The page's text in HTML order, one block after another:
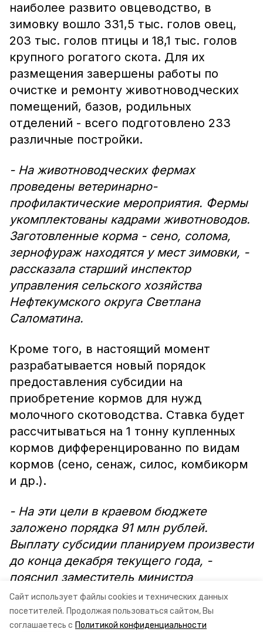
Сайт использует файлы cookies и технических данных
посетителей. Продолжая пользоваться сайтом, Вы
соглашаетесь с Политикой конфиденциальности
наиболее развито овцеводство, в
зимовку вошло 331,5 тыс. голов овец,
203 тыс. голов птицы и 18,1 тыс. голов
крупного рогатого скота. Для их
размещения завершены работы по
очистке и ремонту животноводческих
помещений, базов, родильных
отделений - всего подготовлено 233
различные постройки.
- На животноводческих фермах
проведены ветеринарно-
профилактические мероприятия. Фермы
укомплектованы кадрами животноводов.
Заготовленные корма - сено, солома,
зернофураж находятся у мест зимовки, -
рассказала старший инспектор
управления сельского хозяйства
Нефтекумского округа Светлана
Саломатина.
Кроме того, в настоящий момент
разрабатывается новый порядок
предоставления субсидии на
приобретение кормов для нужд
молочного скотоводства. Ставка будет
рассчитываться на 1 тонну купленных
кормов дифференцированно по видам
кормов (сено, сенаж, силос, комбикорм
и др.).
- На эти цели в краевом бюджете
заложено порядка 91 млн рублей.
Выплату субсидии планируем произвести
до конца декабря текущего года, -
пояснил заместитель министра
сельского хозяйства Ставропольского
края Алексей Крисан.